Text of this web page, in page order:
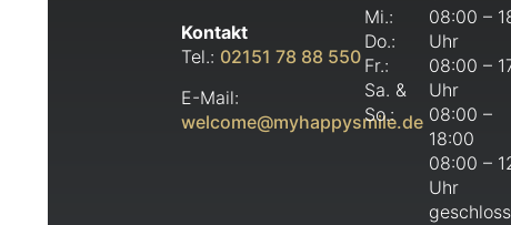
Kontakt
Tel.: 02151 78 88 550
E-Mail:
welcome@myhappysmile.de
Mi.:
Do.:
Fr.:
Sa. &
So.:
08:00 –
Uhr
08:00 –
Uhr
08:00 –
18:00
08:00 –
Uhr